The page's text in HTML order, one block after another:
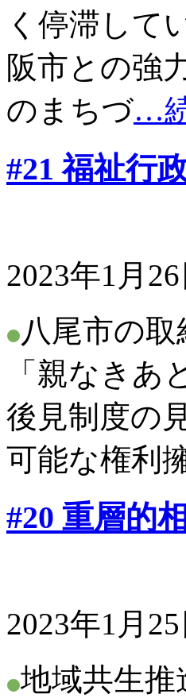
く停滞して
阪市との強
のまちづ…
#21 福祉行
2023年1月
八尾市の
「親なき
後見制度の
可能な権利
#20 重層的
2023年1月
地域共生